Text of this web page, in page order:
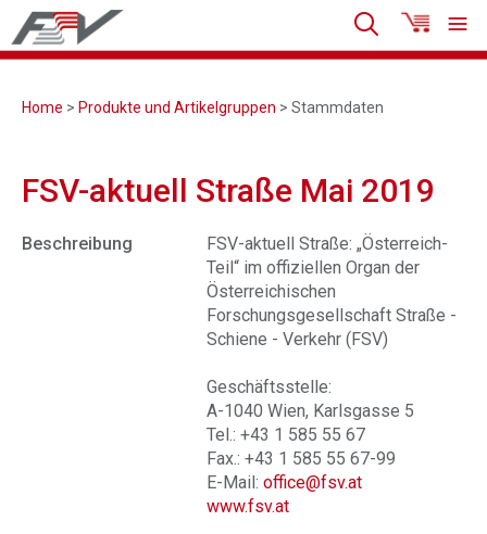
Home > Produkte und Artikelgruppen > Stammdaten
FSV-aktuell Straße Mai 2019
Beschreibung
FSV-aktuell Straße: „Österreich-
Teil“ im offiziellen Organ der
Österreichischen
Forschungsgesellschaft Straße -
Schiene - Verkehr (FSV)
Geschäftsstelle:
A-1040 Wien, Karlsgasse 5
Tel.: +43 1 585 55 67
Fax.: +43 1 585 55 67-99
E-Mail: office@fsv.at
www.fsv.at